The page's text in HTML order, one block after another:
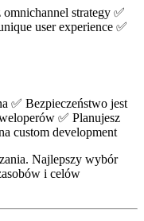
strategy ✅
user experience ✅
✅ Bezpieczeństwo jest
✅ Planujesz
custom development
Najlepszy wybór
i celów